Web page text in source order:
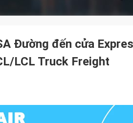
Đường đến cửa
LCL Truck Freight